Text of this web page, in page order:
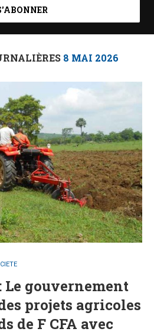
8 MAI 2026
Le gouvernement
projets agricoles
de F CFA avec